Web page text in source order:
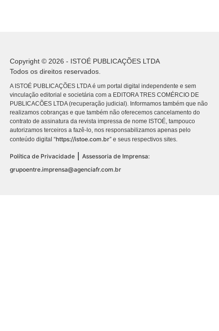
Copyright © 2026 - ISTOÉ PUBLICAÇÕES LTDA
Todos os direitos reservados.
A ISTOÉ PUBLICAÇÕES LTDA é um portal digital independente e sem
vinculação editorial e societária com a EDITORA TRES COMÉRCIO DE
PUBLICACÕES LTDA (recuperação judicial). Informamos também que não
realizamos cobranças e que também não oferecemos cancelamento do
contrato de assinatura da revista impressa de nome ISTOÉ, tampouco
autorizamos terceiros a fazê-lo, nos responsabilizamos apenas pelo
conteúdo digital “https://istoe.com.br” e seus respectivos sites.
Política de Privacidade
Assessoria de Imprensa:
grupoentre.imprensa@agenciafr.com.br